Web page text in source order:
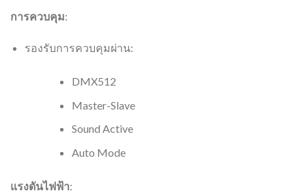
การควบคุม:
รองรับการควบคุมผ่าน:
DMX512
Master-Slave
Sound Active
Auto Mode
แรงดันไฟฟ้า: